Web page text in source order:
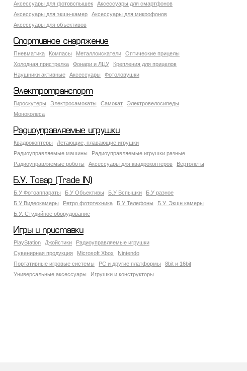
Аксессуары для фотовспышек
Аксессуары для смартфонов
Аксессуары для экшн-камер
Аксессуары для микрофонов
Аксессуары для объективов
Спортивное снаряжение
Пневматика Компасы Металлоискатели
Оптические прицелы
Холодная пристрелка
Фонари и ЛЦУ
Крепления для прицелов
Наушники активные
Аксессуары Фотоловушки
Электротранспорт
Гироскутеры Электросамокаты Самокат
Электровелосипеды
Моноколеса
Радиоуправляемые игрушки
Квадрокоптеры
Летающие, плавающие игрушки
Радиоуправляемые машины
Радиоуправляемые игрушки разные
Радиоуправляемые роботы
Аксессуары для квадрокоптеров Вертолеты
Б.У. Товар (Trade IN)
Б.У Фотоаппараты Б.У Объективы Б.У Вспышки
Б.У разное
Б.У Видеокамеры
Ретро фототехника Б.У Телефоны
Б.У. Экшн камеры
Б.У. Студийное оборудование
Игры и приставки
PlayStation Джойстики
Радиоуправляемые игрушки
Сувенирная продукция
Microsoft Xbox
Nintendo
Портативные игровые системы
PC и другие платформы
8bit и 16bit
Универсальные аксессуары
Игрушки и конструкторы